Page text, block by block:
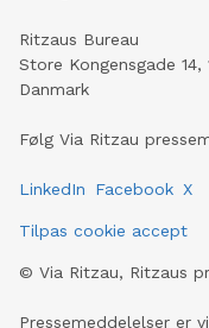
Ritzaus Bureau
Store Kongensgade 14,
Danmark
Følg Via Ritzau
LinkedIn Facebook X
Tilpas cookie accept
© Via Ritzau, Ritzaus
Pressemeddelelser er